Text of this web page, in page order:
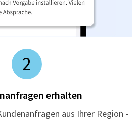
2
erhalten
aus Ihrer Region -